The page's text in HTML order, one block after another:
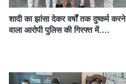
शादी का झांसा देकर वर्षों तक दुष्कर्म करने
वाला आरोपी पुलिस की गिरफ्त में….